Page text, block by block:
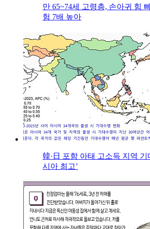
만 65~74세 고령층, 손아귀 힘
험 7배 높아
韓·日 포함 아태 고소득 지역 기
시아 최고’